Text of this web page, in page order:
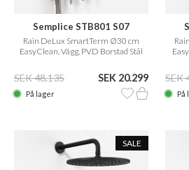
Semplice STB801 S07
Rain DeLux SmartTerm Ø30 cm
EasyClean, Vägg, PVD Borstad Stål
SEK 48.135 SEK 20.299
På lager
SEK
På
SALE